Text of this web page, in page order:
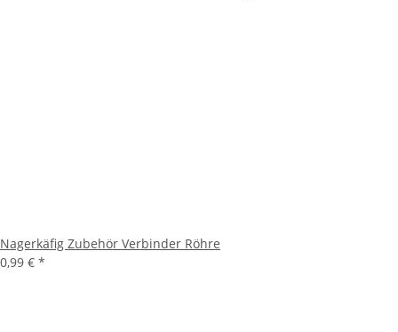
Nagerkäfig Zubehör Verbinder Röhre
0,99 € *